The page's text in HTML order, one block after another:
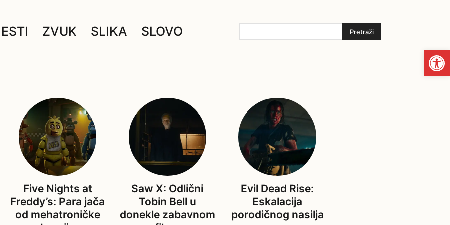
ZVUK SLIKA SLOVO Pretraži
Five Nights at
Freddy’s: Para jača
od mehatroničke
Saw X: Odlični
Tobin Bell u
donekle zabavnom
Evil Dead Rise:
Eskalacija
porodičnog nasilja